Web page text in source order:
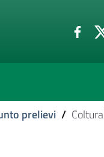
prelievi /